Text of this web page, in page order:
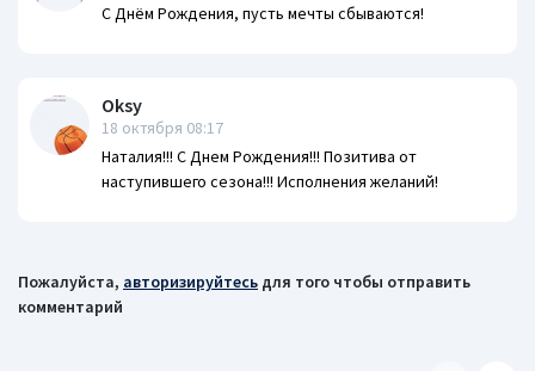
С Днём Рождения, пусть мечты сбываются!
Oksy
18 октября 08:17
Наталия!!! С Днем Рождения!!! Позитива от
наступившего сезона!!! Исполнения желаний!
Пожалуйста, авторизируйтесь для того чтобы отправить
комментарий